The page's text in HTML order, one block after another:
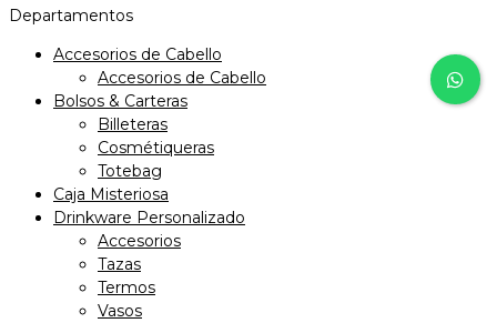
Departamentos
Accesorios de Cabello
Accesorios de Cabello
Bolsos & Carteras
Billeteras
Cosmétiqueras
Totebag
Caja Misteriosa
Drinkware Personalizado
Accesorios
Tazas
Termos
Vasos